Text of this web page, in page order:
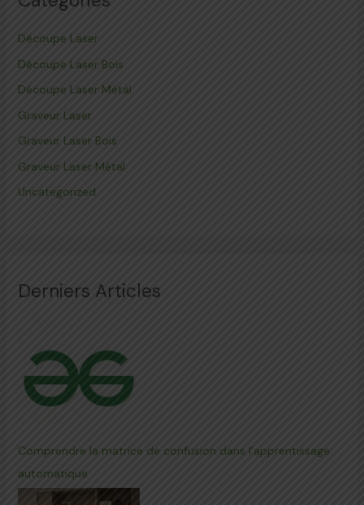
Découpe Laser
Découpe Laser Bois
Découpe Laser Métal
Graveur Laser
Graveur Laser Bois
Graveur Laser Métal
Uncategorized
Derniers Articles
Comprendre la matrice de confusion dans l'apprentissage
automatique